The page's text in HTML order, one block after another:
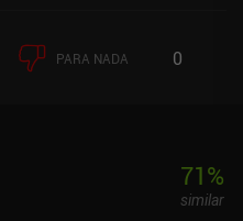
PARA NADA 0
71%
similar